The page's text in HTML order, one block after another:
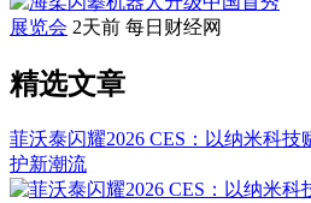
展览会 2天前 每日财经网
精选文章
菲沃泰闪耀2026 CES：以纳米科
护新潮流